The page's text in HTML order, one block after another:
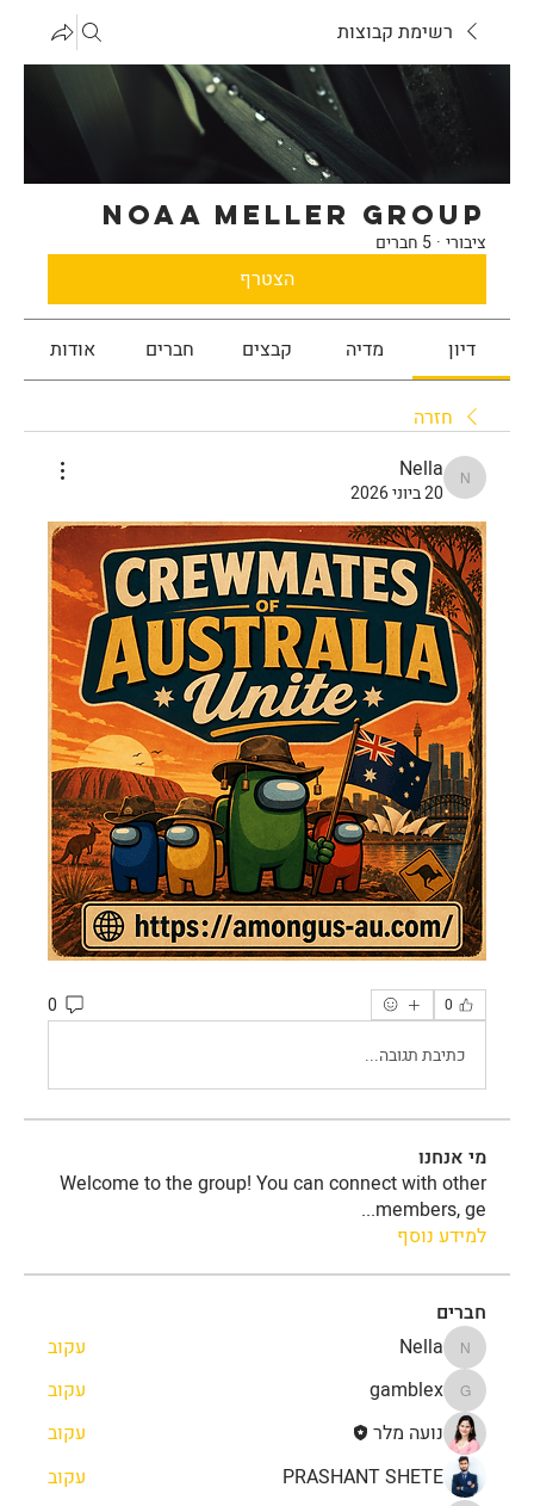
רשימת קבוצות
noaa meller Group
ציבורי · 5 חברים
הצטרף
דיון מדיה קבצים חברים אודות
חזרה
Nella
Nella
20 ביוני 2026
0
0
כתיבת תגובה...
מי אנחנו
Welcome to the group! You can connect with other
members, ge
...
למידע נוסף
חברים
Nella
Nella עקוב
gamblex
gamblex
עקוב
נועה מלר
עקוב
PRASHANT SHETE
עקוב